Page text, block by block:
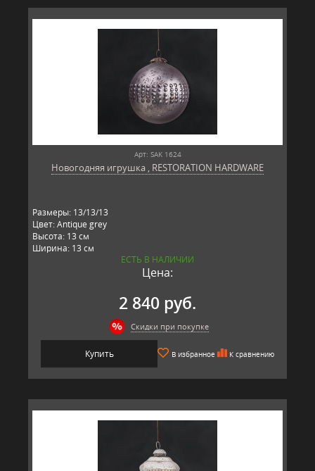
Арт: SAK 1624
Новогодняя игрушка , RESTORATION HARDWARE
Размеры: 13/13/13
Цвет: Antique grey
Высота: 13 см
Ширина: 13 см
ЕСТЬ В НАЛИЧИИ
Цена:
2 840 руб.
Скидки при покупке
Купить В избранное К сравнению